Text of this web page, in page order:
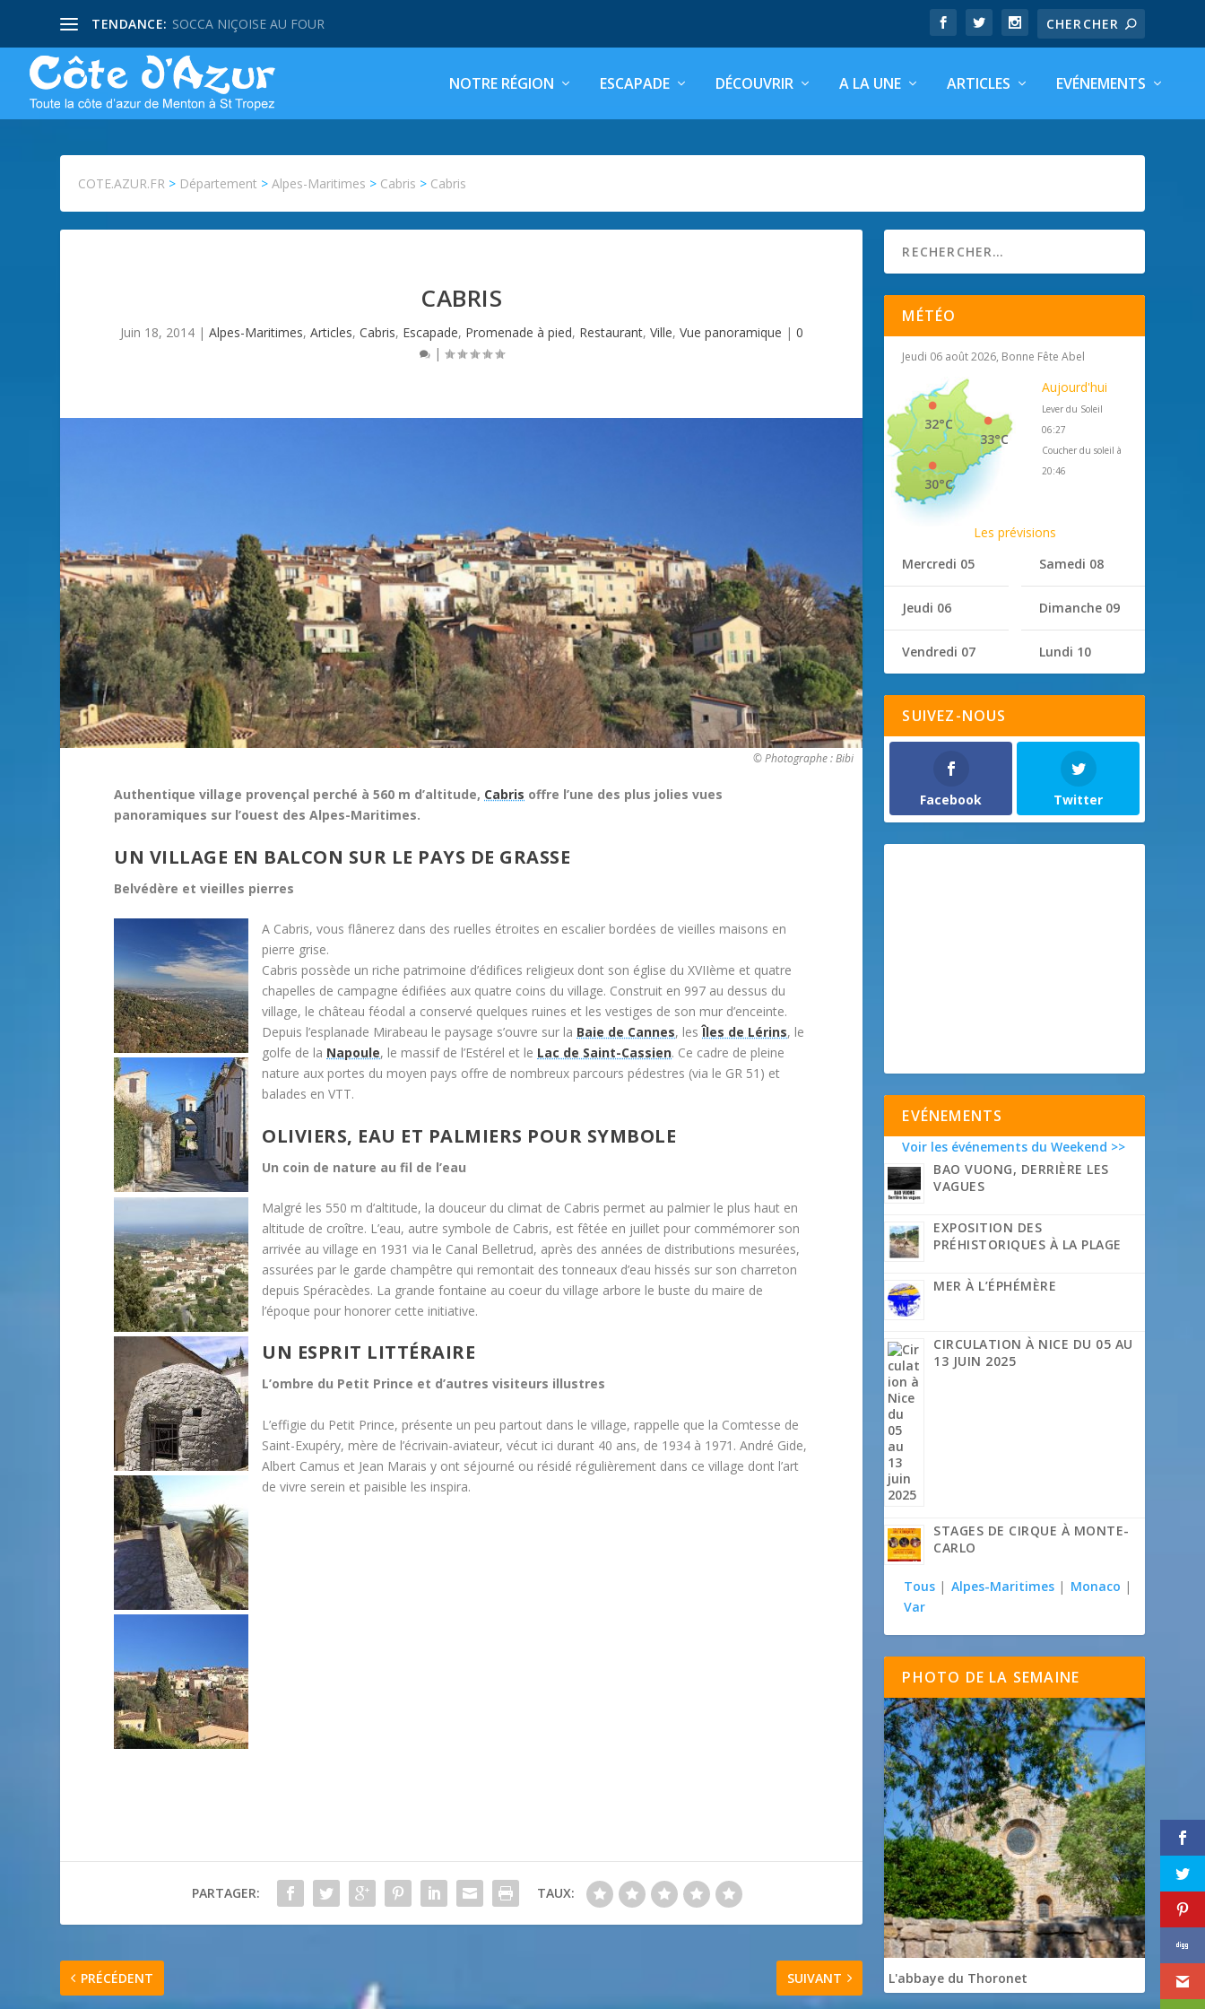
TENDANCE: SOCCA NIÇOISE AU FOUR
NOTRE RÉGION ESCAPADE DÉCOUVRIR A LA UNE ARTICLES EVÉNEMENTS
COTE.AZUR.FR > Département >Alpes-Maritimes > Cabris > Cabris
CABRIS
Juin 18, 2014| Alpes-Maritimes, Articles, Cabris, Escapade, Promenade à pied, Restaurant, Ville, Vue panoramique | 0
|
© Photographe : Bibi
Authentique village provençal perché à 560 m d’altitude, Cabris offre l’une des plus jolies vues
panoramiques sur l’ouest des Alpes-Maritimes.
UN VILLAGE EN BALCON SUR LE PAYS DE GRASSE
Belvédère et vieilles pierres
A Cabris, vous flânerez dans des ruelles étroites en escalier bordées de vieilles maisons en
pierre grise.
Cabris possède un riche patrimoine d’édifices religieux dont son église du XVIIème et quatre
chapelles de campagne édifiées aux quatre coins du village. Construit en 997 au dessus du
village, le château féodal a conservé quelques ruines et les vestiges de son mur d’enceinte.
Depuis l’esplanade Mirabeau le paysage s’ouvre sur la Baie de Cannes, lesÎles de Lérins, le
golfe de la Napoule, le massif de l’Estérel et le Lac de Saint-Cassien. Ce cadre de pleine
nature aux portes du moyen pays offre de nombreux parcours pédestres (via le GR 51) et
balades en VTT.
OLIVIERS, EAU ET PALMIERS POUR SYMBOLE
Un coin de nature au fil de l’eau
Malgré les 550 m d’altitude, la douceur du climat de Cabris permet au palmier le plus haut en
altitude de croître. L’eau, autre symbole de Cabris, est fêtée en juillet pour commémorer son
arrivée au village en 1931 via le Canal Belletrud, après des années de distributions mesurées,
assurées par le garde champêtre qui remontait des tonneaux d’eau hissés sur son charreton
depuis Spéracèdes. La grande fontaine au coeur du village arbore le buste du maire de
l’époque pour honorer cette initiative.
UN ESPRIT LITTÉRAIRE
L’ombre du Petit Prince et d’autres visiteurs illustres
L’effigie du Petit Prince, présente un peu partout dans le village, rappelle que la Comtesse de
Saint-Exupéry, mère de l’écrivain-aviateur, vécut ici durant 40 ans, de 1934 à 1971. André Gide,
Albert Camus et Jean Marais y ont séjourné ou résidé régulièrement dans ce village dont l’art
de vivre serein et paisible les inspira.
PARTAGER: TAUX:
PRÉCÉDENT SUIVANT
MÉTÉO
Jeudi 06 août 2026, Bonne Fête Abel
33°C
32°C
30°C
Aujourd'hui
Lever du Soleil
06:27
Coucher du soleil à
20:46
Les prévisions
Mercredi 05
Jeudi 06
Vendredi 07
Samedi 08
Dimanche 09
Lundi 10
SUIVEZ-NOUS
Facebook Twitter
EVÉNEMENTS
Voir les événements du Weekend >>
BAO VUONG, DERRIÈRE LES
VAGUES
EXPOSITION DES
PRÉHISTORIQUES À LA PLAGE
MER À L’ÉPHÉMÈRE
CIRCULATION À NICE DU 05 AU
13 JUIN 2025
STAGES DE CIRQUE À MONTE-
CARLO
Tous | Alpes-Maritimes | Monaco |
Var
PHOTO DE LA SEMAINE
L'abbaye du Thoronet